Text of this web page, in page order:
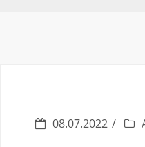
08.07.2022